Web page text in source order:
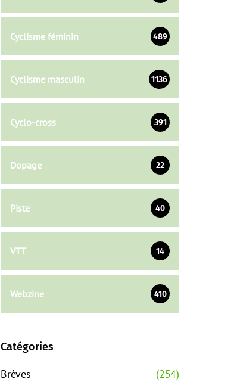
Cyclisme féminin 489
Cyclisme masculin 1136
Cyclo-cross 391
Dopage 22
Piste 40
VTT 14
Webzine 410
Catégories
Brèves
(254)